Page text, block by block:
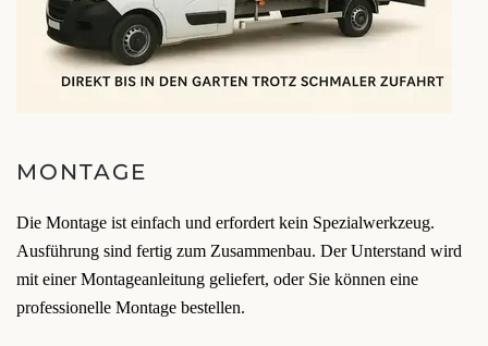
MONTAGE
Die Montage ist einfach und erfordert kein Spezialwerkzeug.
Ausführung sind fertig zum Zusammenbau. Der Unterstand wird
mit einer Montageanleitung geliefert, oder Sie können eine
professionelle Montage bestellen.